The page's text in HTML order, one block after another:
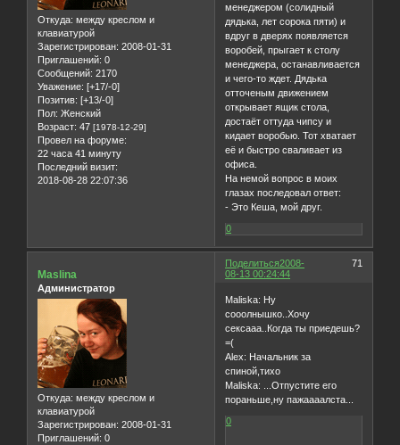
Откуда: между креслом и
клавиатурой
Зарегистрирован: 2008-01-31
Приглашений: 0
Сообщений: 2170
Уважение: [+17/-0]
Позитив: [+13/-0]
Пол: Женский
Возраст: 47 [1978-12-29]
Провел на форуме:
22 часа 41 минуту
Последний визит:
2018-08-28 22:07:36
менеджером (солидный
дядька, лет сорока пяти) и
вдруг в дверях появляется
воробей, прыгает к столу
менеджера, останавливается
и чего-то ждет. Дядька
отточеным движением
открывает ящик стола,
достаёт оттуда чипсу и
кидает воробью. Тот хватает
её и быстро сваливает из
офиса.
На немой вопрос в моих
глазах последовал ответ:
- Это Кеша, мой друг.
0
Поделиться 71
2008-
08-13 00:24:44
Maslina
Администратор
Откуда: между креслом и
клавиатурой
Зарегистрирован: 2008-01-31
Приглашений: 0
Maliska: Ну
сооолнышко..Хочу
сексааа..Когда ты приедешь?
=(
Alex: Начальник за
спиной,тихо
Maliska: ...Отпустите его
пораньше,ну пажаааалста...
0